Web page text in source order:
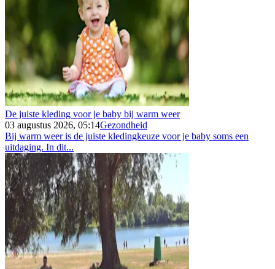
De juiste kleding voor je baby bij warm weer
03 augustus 2026, 05:14Gezondheid
Bij warm weer is de juiste kledingkeuze voor je baby soms een
uitdaging. In dit...